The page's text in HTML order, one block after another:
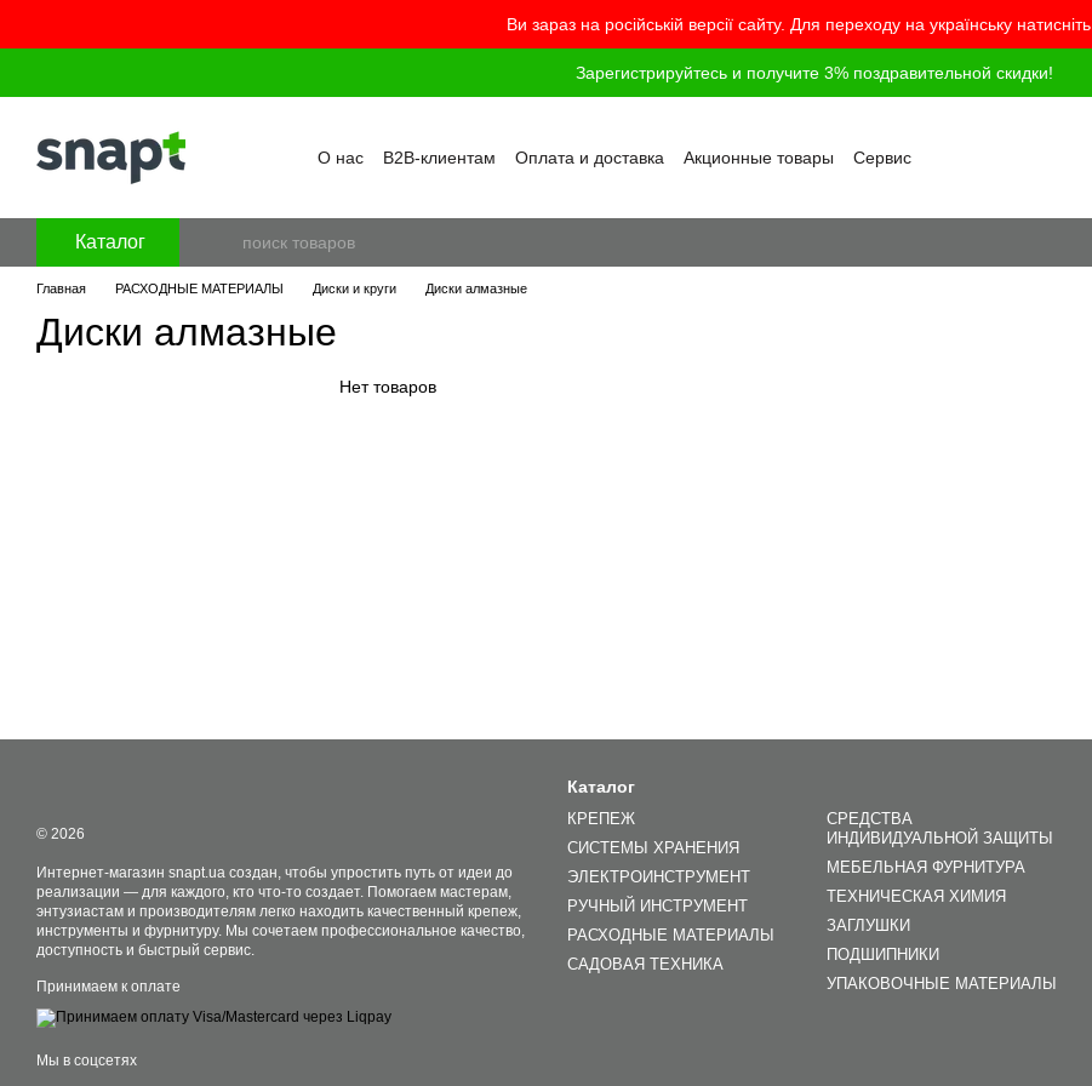
Ви зараз на російській версії сайту. Для переходу на українську натисніть
Зарегистрируйтесь и получите 3% поздравительной скидки!
О нас B2B-клиентам Оплата и доставка Акционные товары
Сервис
Каталог
Главная РАСХОДНЫЕ МАТЕРИАЛЫ Диски и круги Диски алмазные
Диски алмазные
Нет товаров
© 2026
Интернет-магазин snapt.ua создан, чтобы упростить путь от идеи до
реализации — для каждого, кто что-то создает. Помогаем мастерам,
энтузиастам и производителям легко находить качественный крепеж,
инструменты и фурнитуру. Мы сочетаем профессиональное качество,
доступность и быстрый сервис.
Принимаем к оплате
Мы в соцсетях
Каталог
КРЕПЕЖ
СИСТЕМЫ ХРАНЕНИЯ
ЭЛЕКТРОИНСТРУМЕНТ
РУЧНЫЙ ИНСТРУМЕНТ
РАСХОДНЫЕ МАТЕРИАЛЫ
САДОВАЯ ТЕХНИКА
СРЕДСТВА
ИНДИВИДУАЛЬНОЙ ЗАЩИТЫ
МЕБЕЛЬНАЯ ФУРНИТУРА
ТЕХНИЧЕСКАЯ ХИМИЯ
ЗАГЛУШКИ
ПОДШИПНИКИ
УПАКОВОЧНЫЕ МАТЕРИАЛЫ